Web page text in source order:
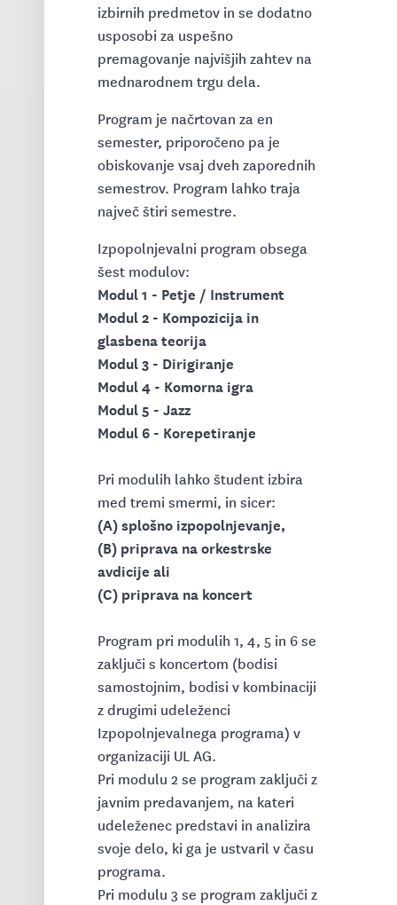
izbirnih predmetov in se dodatno
usposobi za uspešno
premagovanje najvišjih zahtev na
mednarodnem trgu dela.
Program je načrtovan za en
semester, priporočeno pa je
obiskovanje vsaj dveh zaporednih
semestrov. Program lahko traja
največ štiri semestre.
Izpopolnjevalni program obsega
šest modulov:
Modul 1 - Petje / Instrument
Modul 2 - Kompozicija in
glasbena teorija
Modul 3 - Dirigiranje
Modul 4 - Komorna igra
Modul 5 - Jazz
Modul 6 - Korepetiranje
Pri modulih lahko študent izbira
med tremi smermi, in sicer:
(A) splošno izpopolnjevanje,
(B) priprava na orkestrske
avdicije ali
(C) priprava na koncert
Program pri modulih 1, 4, 5 in 6 se
zaključi s koncertom (bodisi
samostojnim, bodisi v kombinaciji
z drugimi udeleženci
Izpopolnjevalnega programa) v
organizaciji UL AG.
Pri modulu 2 se program zaključi z
javnim predavanjem, na kateri
udeleženec predstavi in analizira
svoje delo, ki ga je ustvaril v času
programa.
Pri modulu 3 se program zaključi z